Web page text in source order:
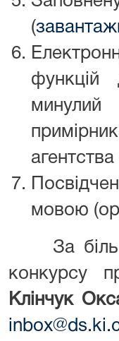
(
функцій
минулий
агентства
мовою
За більш
конкурсу
Клінчук